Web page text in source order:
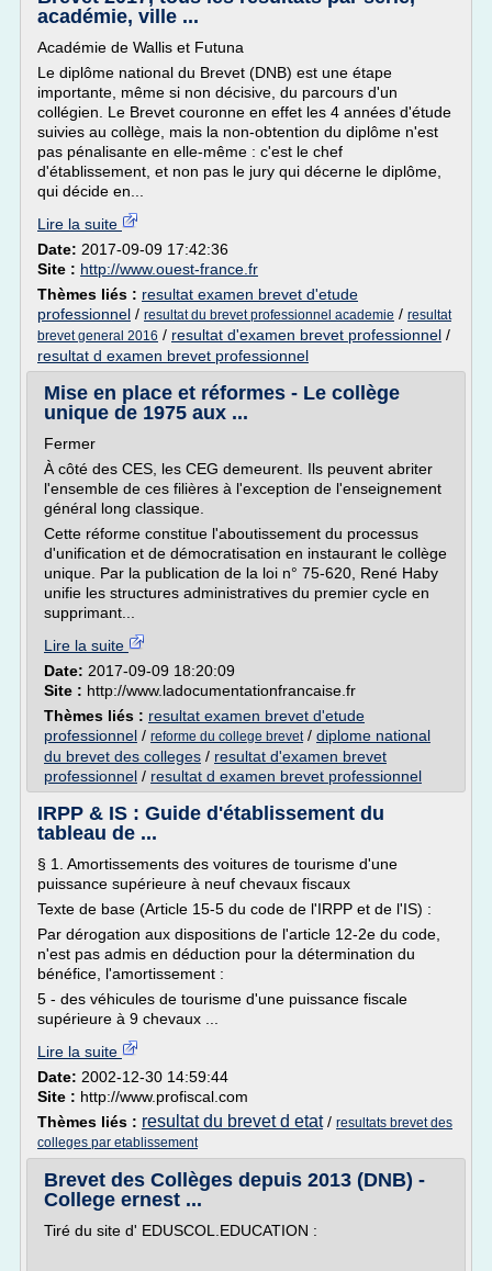
académie, ville ...
Académie de Wallis et Futuna
Le diplôme national du Brevet (DNB) est une étape
importante, même si non décisive, du parcours d'un
collégien. Le Brevet couronne en effet les 4 années d'étude
suivies au collège, mais la non-obtention du diplôme n'est
pas pénalisante en elle-même : c'est le chef
d'établissement, et non pas le jury qui décerne le diplôme,
qui décide en...
Lire la suite
Date: 2017-09-09 17:42:36
Site : http://www.ouest-france.fr
Thèmes liés : resultat examen brevet d'etude
professionnel / resultat du brevet professionnel academie / resultat
brevet general 2016 / resultat d'examen brevet professionnel /
resultat d examen brevet professionnel
Mise en place et réformes - Le collège
unique de 1975 aux ...
Fermer
À côté des CES, les CEG demeurent. Ils peuvent abriter
l'ensemble de ces filières à l'exception de l'enseignement
général long classique.
Cette réforme constitue l'aboutissement du processus
d'unification et de démocratisation en instaurant le collège
unique. Par la publication de la loi n° 75-620, René Haby
unifie les structures administratives du premier cycle en
supprimant...
Lire la suite
Date: 2017-09-09 18:20:09
Site : http://www.ladocumentationfrancaise.fr
Thèmes liés : resultat examen brevet d'etude
professionnel / reforme du college brevet/ diplome national
du brevet des colleges / resultat d'examen brevet
professionnel / resultat d examen brevet professionnel
IRPP & IS : Guide d'établissement du
tableau de ...
§ 1. Amortissements des voitures de tourisme d'une
puissance supérieure à neuf chevaux fiscaux
Texte de base (Article 15-5 du code de l'IRPP et de l'IS) :
Par dérogation aux dispositions de l'article 12-2e du code,
n'est pas admis en déduction pour la détermination du
bénéfice, l'amortissement :
5 - des véhicules de tourisme d'une puissance fiscale
supérieure à 9 chevaux ...
Lire la suite
Date: 2002-12-30 14:59:44
Site : http://www.profiscal.com
Thèmes liés : resultat du brevet d etat/ resultats brevet des
colleges par etablissement
Brevet des Collèges depuis 2013 (DNB) -
College ernest ...
Tiré du site d' EDUSCOL.EDUCATION :